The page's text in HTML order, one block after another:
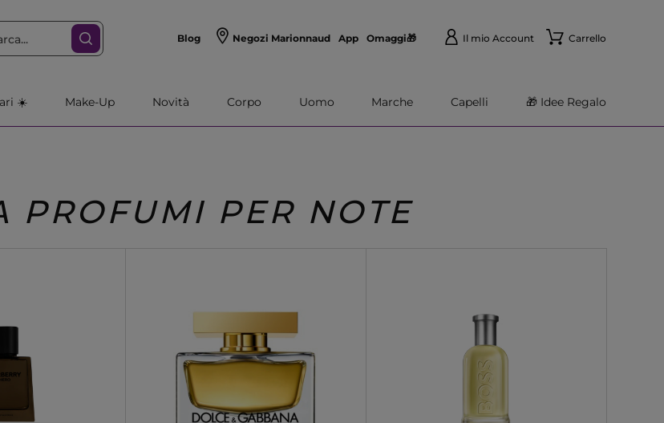
Blog Negozi Marionnaud App Omaggi🎁 Il mio Account Carrello
☀️ Make-Up Novità Corpo Uomo Marche Capelli 🎁 Idee Regalo
PROFUMI PER NOTE